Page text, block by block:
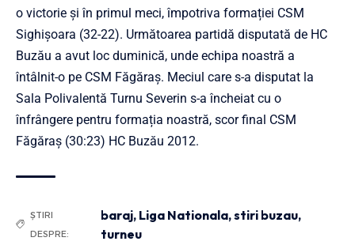
o victorie şi în primul meci, împotriva formației CSM
Sighişoara (32-22). Următoarea partidă disputată de HC
Buzău a avut loc duminică, unde echipa noastră a
întâlnit-o pe CSM Făgăraș. Meciul care s-a disputat la
Sala Polivalentă Turnu Severin s-a încheiat cu o
înfrângere pentru formația noastră, scor final CSM
Făgăraș (30:23) HC Buzău 2012.
ȘTIRI
DESPRE:
baraj, Liga Nationala,stiri buzau,
turneu